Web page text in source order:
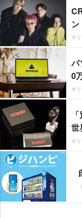
オ
パ
0
オ
世
オ